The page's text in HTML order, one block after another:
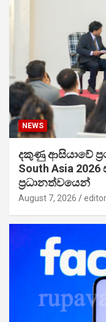
NEWS
දකුණු ආසියාවේ
South Asia
ප්‍රධානත්වයෙන්
August 7, 2026 editor